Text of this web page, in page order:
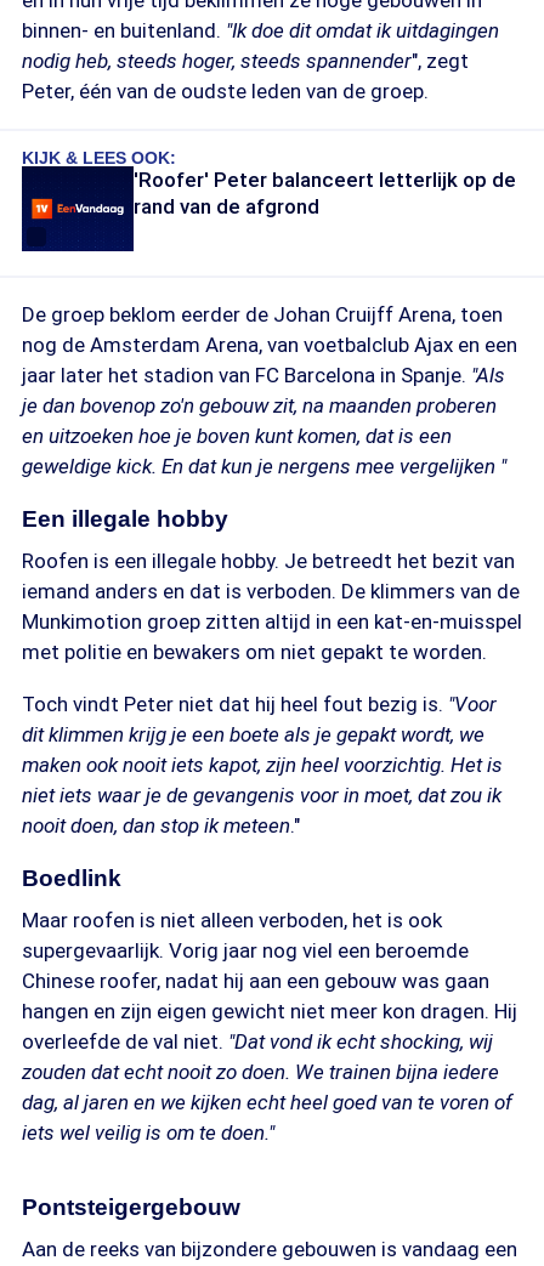
binnen- en buitenland. "Ik doe dit omdat ik uitdagingen
nodig heb, steeds hoger, steeds spannender", zegt
Peter, één van de oudste leden van de groep.
KIJK & LEES OOK:
'Roofer' Peter balanceert letterlijk op de
rand van de afgrond
De groep beklom eerder de Johan Cruijff Arena, toen
nog de Amsterdam Arena, van voetbalclub Ajax en een
jaar later het stadion van FC Barcelona in Spanje. "Als
je dan bovenop zo'n gebouw zit, na maanden proberen
en uitzoeken hoe je boven kunt komen, dat is een
geweldige kick. En dat kun je nergens mee vergelijken "
Een illegale hobby
Roofen is een illegale hobby. Je betreedt het bezit van
iemand anders en dat is verboden. De klimmers van de
Munkimotion groep zitten altijd in een kat-en-muisspel
met politie en bewakers om niet gepakt te worden.
Toch vindt Peter niet dat hij heel fout bezig is. "Voor
dit klimmen krijg je een boete als je gepakt wordt, we
maken ook nooit iets kapot, zijn heel voorzichtig. Het is
niet iets waar je de gevangenis voor in moet, dat zou ik
nooit doen, dan stop ik meteen."
Boedlink
Maar roofen is niet alleen verboden, het is ook
supergevaarlijk. Vorig jaar nog viel een beroemde
Chinese roofer, nadat hij aan een gebouw was gaan
hangen en zijn eigen gewicht niet meer kon dragen. Hij
overleefde de val niet. "Dat vond ik echt shocking, wij
zouden dat echt nooit zo doen. We trainen bijna iedere
dag, al jaren en we kijken echt heel goed van te voren of
iets wel veilig is om te doen."
Pontsteigergebouw
Aan de reeks van bijzondere gebouwen is vandaag een